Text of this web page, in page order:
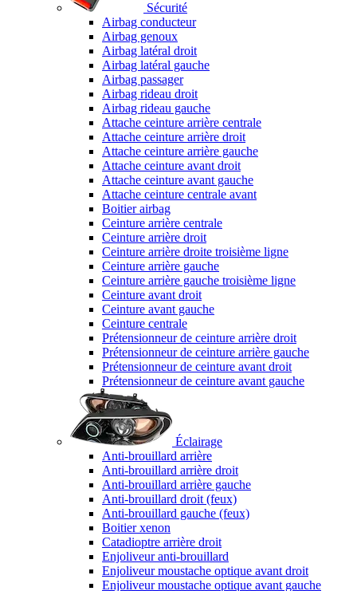
Sécurité
Airbag conducteur
Airbag genoux
Airbag latéral droit
Airbag latéral gauche
Airbag passager
Airbag rideau droit
Airbag rideau gauche
Attache ceinture arrière centrale
Attache ceinture arrière droit
Attache ceinture arrière gauche
Attache ceinture avant droit
Attache ceinture avant gauche
Attache ceinture centrale avant
Boitier airbag
Ceinture arrière centrale
Ceinture arrière droit
Ceinture arrière droite troisième ligne
Ceinture arrière gauche
Ceinture arrière gauche troisième ligne
Ceinture avant droit
Ceinture avant gauche
Ceinture centrale
Prétensionneur de ceinture arrière droit
Prétensionneur de ceinture arrière gauche
Prétensionneur de ceinture avant droit
Prétensionneur de ceinture avant gauche
Éclairage
Anti-brouillard arrière
Anti-brouillard arrière droit
Anti-brouillard arrière gauche
Anti-brouillard droit (feux)
Anti-brouillard gauche (feux)
Boitier xenon
Catadioptre arrière droit
Enjoliveur anti-brouillard
Enjoliveur moustache optique avant droit
Enjoliveur moustache optique avant gauche